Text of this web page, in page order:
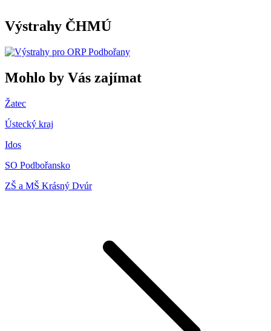
Výstrahy ČHMÚ
Mohlo by Vás zajímat
Žatec
Ústecký kraj
Idos
SO Podbořansko
ZŠ a MŠ Krásný Dvúr